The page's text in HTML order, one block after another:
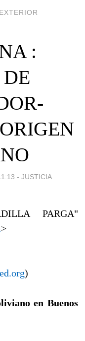
:
- JUSTICIA
PARGA"
>
)
en Buenos